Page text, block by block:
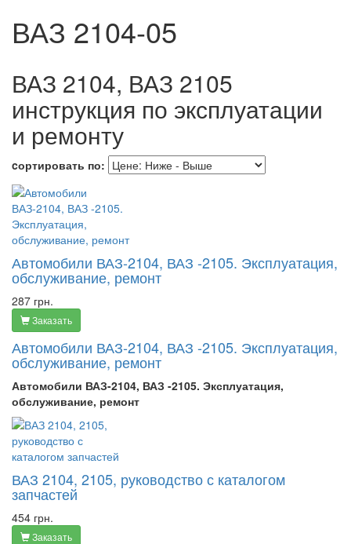
ВАЗ 2104-05
ВАЗ 2104, ВАЗ 2105
инструкция по эксплуатации
и ремонту
cортировать по:
Автомобили ВАЗ-2104, ВАЗ -2105. Эксплуатация,
обслуживание, ремонт
287 грн.
Заказать
Автомобили ВАЗ-2104, ВАЗ -2105. Эксплуатация,
обслуживание, ремонт
Автомобили ВАЗ-2104, ВАЗ -2105. Эксплуатация,
обслуживание, ремонт
ВАЗ 2104, 2105, руководство с каталогом
запчастей
454 грн.
Заказать